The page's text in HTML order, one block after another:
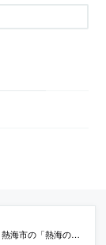
「熱海の塔状住居」